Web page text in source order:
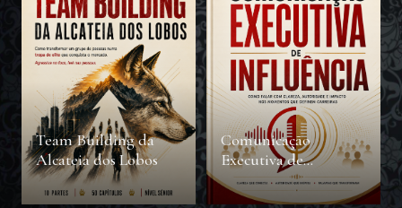
Team Building da
Alcateia dos Lobos
Comunicação
Executiva de
Influência